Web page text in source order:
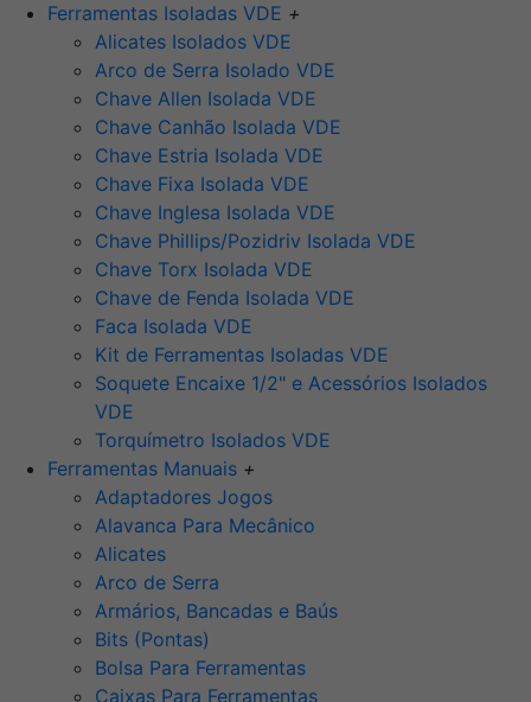
Ferramentas Isoladas VDE +
Alicates Isolados VDE
Arco de Serra Isolado VDE
Chave Allen Isolada VDE
Chave Canhão Isolada VDE
Chave Estria Isolada VDE
Chave Fixa Isolada VDE
Chave Inglesa Isolada VDE
Chave Phillips/Pozidriv Isolada VDE
Chave Torx Isolada VDE
Chave de Fenda Isolada VDE
Faca Isolada VDE
Kit de Ferramentas Isoladas VDE
Soquete Encaixe 1/2" e Acessórios Isolados
VDE
Torquímetro Isolados VDE
Ferramentas Manuais +
Adaptadores Jogos
Alavanca Para Mecânico
Alicates
Arco de Serra
Armários, Bancadas e Baús
Bits (Pontas)
Bolsa Para Ferramentas
Caixas Para Ferramentas